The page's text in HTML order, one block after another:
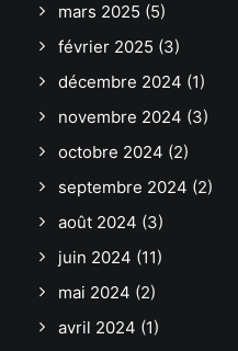
mars 2025 (5)
février 2025 (3)
décembre 2024 (1)
novembre 2024 (3)
octobre 2024 (2)
septembre 2024 (2)
août 2024 (3)
juin 2024 (11)
mai 2024 (2)
avril 2024 (1)